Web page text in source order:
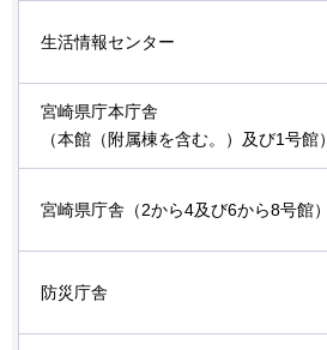
生活情報センター
宮崎県庁本庁舎
（本館（附属棟を含む。）及び1号館）
宮崎県庁舎（2から4及び6から8号館）
防災庁舎